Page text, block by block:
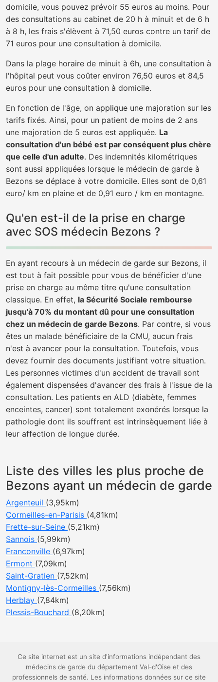
domicile, vous pouvez prévoir 55 euros au moins. Pour
des consultations au cabinet de 20 h à minuit et de 6 h
à 8 h, les frais s'élèvent à 71,50 euros contre un tarif de
71 euros pour une consultation à domicile.
Dans la plage horaire de minuit à 6h, une consultation à
l'hôpital peut vous coûter environ 76,50 euros et 84,5
euros pour une consultation à domicile.
En fonction de l'âge, on applique une majoration sur les
tarifs fixés. Ainsi, pour un patient de moins de 2 ans
une majoration de 5 euros est appliquée. La
consultation d'un bébé est par conséquent plus chère
que celle d'un adulte. Des indemnités kilométriques
sont aussi appliquées lorsque le médecin de garde à
Bezons se déplace à votre domicile. Elles sont de 0,61
euro/ km en plaine et de 0,91 euro / km en montagne.
Qu'en est-il de la prise en charge
avec SOS médecin Bezons ?
En ayant recours à un médecin de garde sur Bezons, il
est tout à fait possible pour vous de bénéficier d'une
prise en charge au même titre qu'une consultation
classique. En effet, la Sécurité Sociale rembourse
jusqu'à 70% du montant dû pour une consultation
chez un médecin de garde Bezons. Par contre, si vous
êtes un malade bénéficiaire de la CMU, aucun frais
n'est à avancer pour la consultation. Toutefois, vous
devez fournir des documents justifiant votre situation.
Les personnes victimes d'un accident de travail sont
également dispensées d'avancer des frais à l'issue de la
consultation. Les patients en ALD (diabète, femmes
enceintes, cancer) sont totalement exonérés lorsque la
pathologie dont ils souffrent est intrinsèquement liée à
leur affection de longue durée.
Liste des villes les plus proche de
Bezons ayant un médecin de garde
Argenteuil (3,95km)
Cormeilles-en-Parisis (4,81km)
Frette-sur-Seine (5,21km)
Sannois (5,99km)
Franconville (6,97km)
Ermont (7,09km)
Saint-Gratien (7,52km)
Montigny-lès-Cormeilles (7,56km)
Herblay (7,84km)
Plessis-Bouchard (8,20km)
Ce site internet est un site d'informations indépendant des
médecins de garde du département Val-d'Oise et des
professionnels de santé. Les informations données sur ce site